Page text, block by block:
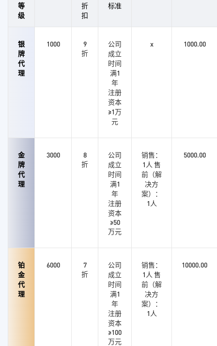
等
级
折
扣
标准
银
牌
代
理
1000
9
折
公司
成立
时间
满1
年
注册
资本
≥1万
元
x 1000.00
金
牌
代
理
3000
8
折
公司
成立
时间
满1
年
注册
资本
≥50
万元
销售：
1人 售
前（解
决方
案）：
1人
5000.00
铂
金
代
理
6000
7
折
公司
成立
时间
满1
年
注册
资本
≥100
万元
销售：
1人 售
前（解
决方
案）：
1人
10000.00